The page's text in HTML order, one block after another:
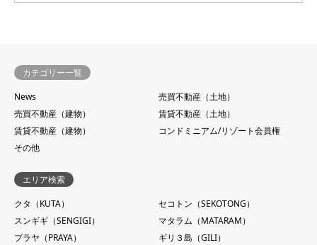
カテゴリー一覧
News
売買不動産（土地）
売買不動産（建物）
賃貸不動産（土地）
賃貸不動産（建物）
コンドミニアム/リゾート会員権
その他
エリア検索
クタ（KUTA）
セコトン（SEKOTONG）
スンギギ（SENGIGI）
マタラム（MATARAM）
プラヤ（PRAYA）
ギリ３島（GILI）